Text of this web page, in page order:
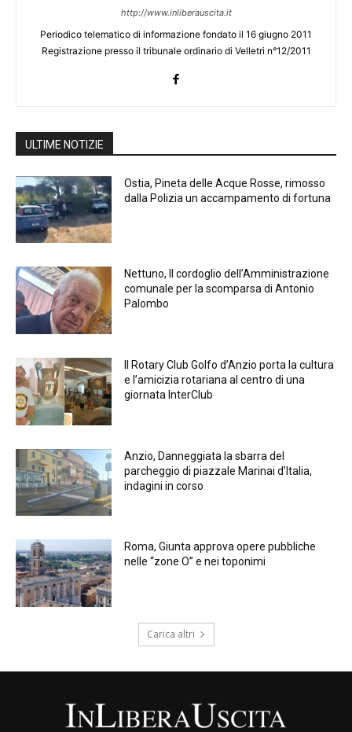
http://www.inliberauscita.it
Periodico telematico di informazione fondato il 16 giugno 2011
Registrazione presso il tribunale ordinario di Velletri n°12/2011
ULTIME NOTIZIE
Ostia, Pineta delle Acque Rosse, rimosso
dalla Polizia un accampamento di fortuna
Nettuno, Il cordoglio dell’Amministrazione
comunale per la scomparsa di Antonio
Palombo
Il Rotary Club Golfo d’Anzio porta la cultura
e l’amicizia rotariana al centro di una
giornata InterClub
Anzio, Danneggiata la sbarra del
parcheggio di piazzale Marinai d’Italia,
indagini in corso
Roma, Giunta approva opere pubbliche
nelle “zone O” e nei toponimi
Carica altri